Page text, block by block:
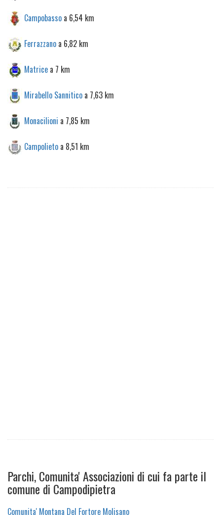
Campobasso a 6,54 km
Ferrazzano a 6,82 km
Matrice a 7 km
Mirabello Sannitico a 7,63 km
Monacilioni a 7,85 km
Campolieto a 8,51 km
Parchi, Comunita' Associazioni di cui fa parte il
comune di Campodipietra
Comunita' Montana Del Fortore Molisano